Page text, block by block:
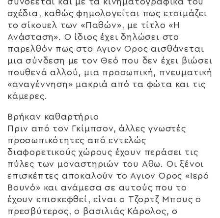
σχέδια, καθώς φημολογείται πως ετοιμάζει
το σίκουελ των «Παθών», με τίτλο «Η
Ανάσταση». Ο ίδιος έχει δηλώσει στο
παρελθόν πως στο Αγιον Ορος αισθάνεται
μια σύνδεση με τον Θεό που δεν έχει βιώσει
πουθενά αλλού, μια προσωπική, πνευματική
«αναγέννηση» μακριά από τα φώτα και τις
κάμερες.
Βρήκαν καθαρτήριο
Πριν από τον Γκίμπσον, άλλες γνωστές
προσωπικότητες από εντελώς
διαφορετικούς χώρους έχουν περάσει τις
πύλες των μοναστηριών του Αθω. Οι ξένοι
επισκέπτες αποκαλούν το Αγιον Ορος «Ιερό
Βουνό» και ανάμεσα σε αυτούς που το
έχουν επισκεφθεί, είναι ο Τζορτζ Μπους ο
πρεσβύτερος, ο βασιλιάς Κάρολος, ο